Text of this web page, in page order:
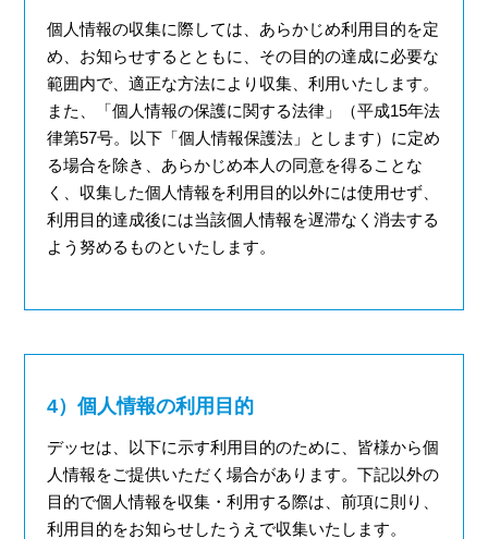
個人情報の収集に際しては、あらかじめ利用目的を定
め、お知らせするとともに、その目的の達成に必要な
範囲内で、適正な方法により収集、利用いたします。
また、「個人情報の保護に関する法律」（平成15年法
律第57号。以下「個人情報保護法」とします）に定め
る場合を除き、あらかじめ本人の同意を得ることな
く、収集した個人情報を利用目的以外には使用せず、
利用目的達成後には当該個人情報を遅滞なく消去する
よう努めるものといたします。
4）個人情報の利用目的
デッセは、以下に示す利用目的のために、皆様から個
人情報をご提供いただく場合があります。下記以外の
目的で個人情報を収集・利用する際は、前項に則り、
利用目的をお知らせしたうえで収集いたします。